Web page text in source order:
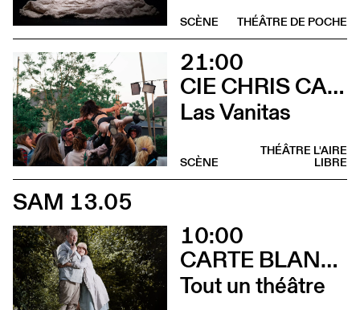
THÉÂTRE DE POCHE
SCÈNE
21:00
CIE CHRIS CADILLAC / MARION DUVAL & FLORIAN LEDUC
Las Vanitas
THÉÂTRE L'AIRE
LIBRE
SCÈNE
SAM 13.05
10:00
CARTE BLANCHE À ALBERTINE & GERMANO ZULLO
Tout un théâtre